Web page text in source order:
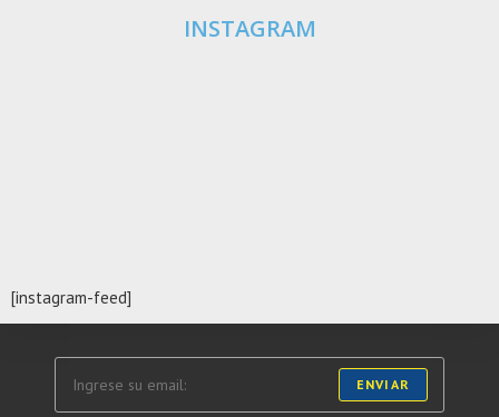
INSTAGRAM
[instagram-feed]
ENVIAR